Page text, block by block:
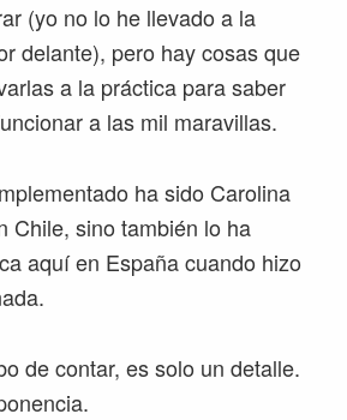
(yo no lo he llevado a la
delante), pero hay cosas que
a la práctica para saber
a las mil maravillas.
ha sido Carolina
Chile, sino también lo ha
aquí en España cuando hizo
de contar, es solo un detalle.